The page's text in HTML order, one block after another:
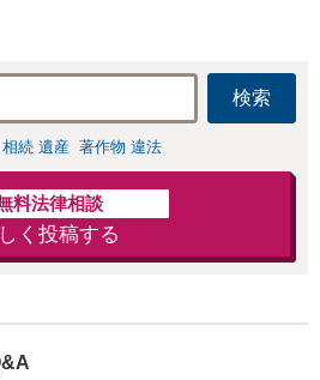
検索
相続 遺産 著作物 違法
料法律相談
く投稿する